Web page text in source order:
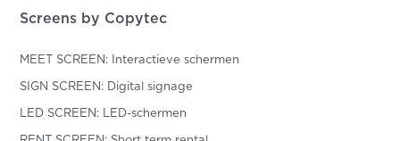
Screens by Copytec
MEET SCREEN: Interactieve schermen
SIGN SCREEN: Digital signage
LED SCREEN: LED-schermen